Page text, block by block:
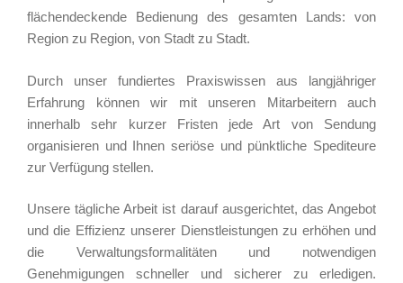
flächendeckende Bedienung des gesamten Lands: von
Region zu Region, von Stadt zu Stadt.
Durch unser fundiertes Praxiswissen aus langjähriger
Erfahrung können wir mit unseren Mitarbeitern auch
innerhalb sehr kurzer Fristen jede Art von Sendung
organisieren und Ihnen seriöse und pünktliche Spediteure
zur Verfügung stellen.
Unsere tägliche Arbeit ist darauf ausgerichtet, das Angebot
und die Effizienz unserer Dienstleistungen zu erhöhen und
die Verwaltungsformalitäten und notwendigen
Genehmigungen schneller und sicherer zu erledigen.